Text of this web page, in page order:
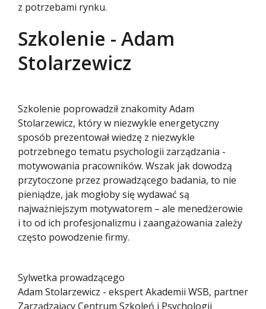
z potrzebami rynku.
Szkolenie - Adam
Stolarzewicz
Szkolenie poprowadził znakomity Adam
Stolarzewicz, który w niezwykle energetyczny
sposób prezentował wiedzę z niezwykle
potrzebnego tematu psychologii zarządzania -
motywowania pracowników. Wszak jak dowodzą
przytoczone przez prowadzącego badania, to nie
pieniądze, jak mogłoby się wydawać są
najważniejszym motywatorem – ale menedżerowie
i to od ich profesjonalizmu i zaangażowania zależy
często powodzenie firmy.
Sylwetka prowadzącego
Adam Stolarzewicz - ekspert Akademii WSB, partner
Zarządzający Centrum Szkoleń i Psychologii